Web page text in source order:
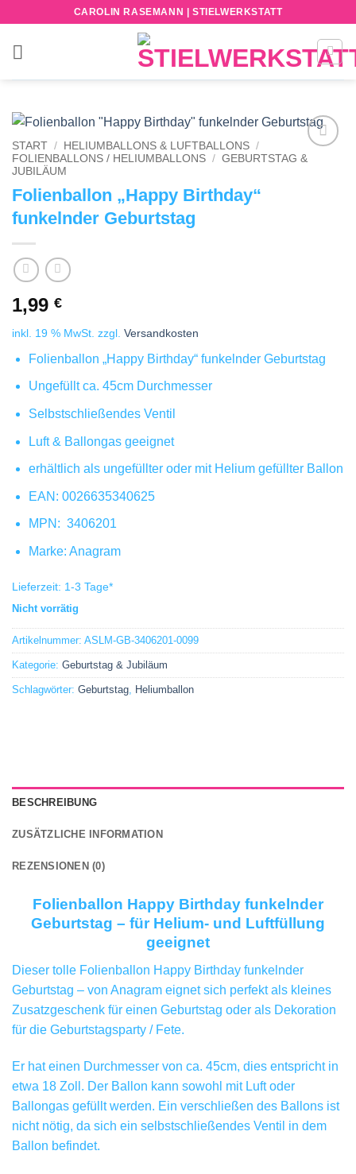
springen
CAROLIN RASEMANN | STIELWERKSTATT
Add to
START / HELIUMBALLONS & LUFTBALLONS /
FOLIENBALLONS / HELIUMBALLONS / GEBURTSTAG &
JUBILÄUM
Folienballon „Happy Birthday“
funkelnder Geburtstag
1,99 €
inkl. 19 % MwSt. zzgl. Versandkosten
Folienballon „Happy Birthday“ funkelnder Geburtstag
Ungefüllt ca. 45cm Durchmesser
Selbstschließendes Ventil
Luft & Ballongas geeignet
erhältlich als ungefüllter oder mit Helium gefüllter Ballon
EAN: 0026635340625
MPN: 3406201
Marke: Anagram
Lieferzeit: 1-3 Tage*
Nicht vorrätig
Artikelnummer: ASLM-GB-3406201-0099
Kategorie: Geburtstag & Jubiläum
Schlagwörter: Geburtstag Heliumballon
BESCHREIBUNG
ZUSÄTZLICHE INFORMATION
REZENSIONEN (0)
Folienballon Happy Birthday funkelnder
Geburtstag – für Helium- und Luftfüllung
geeignet
Dieser tolle Folienballon Happy Birthday funkelnder
Geburtstag – von Anagram eignet sich perfekt als kleines
Zusatzgeschenk für einen Geburtstag oder als Dekoration
für die Geburtstagsparty / Fete.
Er hat einen Durchmesser von ca. 45cm, dies entspricht in
etwa 18 Zoll. Der Ballon kann sowohl mit Luft oder
Ballongas gefüllt werden. Ein verschließen des Ballons ist
nicht nötig, da sich ein selbstschließendes Ventil in dem
Ballon befindet.